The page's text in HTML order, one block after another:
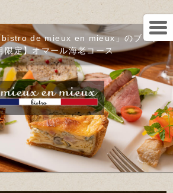
bistro de mieux en mieux」のブログ
限定】オマール海老コース